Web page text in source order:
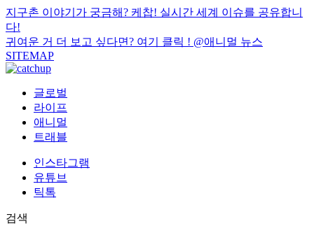
지구촌 이야기가 궁금해? 케찹! 실시간 세계 이슈를 공유합니
다!
귀여운 거 더 보고 싶다면? 여기 클릭 ! @애니멀 뉴스
SITEMAP
글로벌
라이프
애니멀
트래블
인스타그램
유튜브
틱톡
검색